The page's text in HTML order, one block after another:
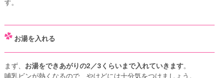
す。
お湯を入れる
まず、 お湯をできあがりの2／3くらいまで入れていきます。
哺乳ビンが熱くなるので、やけどには十分気をつけましょう。